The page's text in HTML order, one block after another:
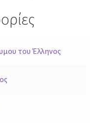
του Έλληνος